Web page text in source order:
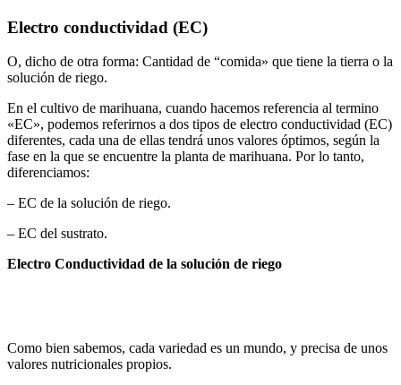
Electro conductividad (EC)
O, dicho de otra forma: Cantidad de “comida» que tiene la tierra o la
solución de riego.
En el cultivo de marihuana, cuando hacemos referencia al termino
«EC», podemos referirnos a dos tipos de electro conductividad (EC)
diferentes, cada una de ellas tendrá unos valores óptimos, según la
fase en la que se encuentre la planta de marihuana. Por lo tanto,
diferenciamos:
– EC de la solución de riego.
– EC del sustrato.
Electro Conductividad de la solución de riego
Como bien sabemos, cada variedad es un mundo, y precisa de unos
valores nutricionales propios.